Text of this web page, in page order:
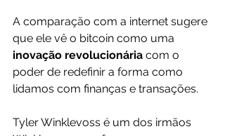
A comparação com a internet sugere
que ele vê o bitcoin como uma
inovação revolucionária com o
poder de redefinir a forma como
lidamos com finanças e transações.
Tyler Winklevoss é um dos irmãos